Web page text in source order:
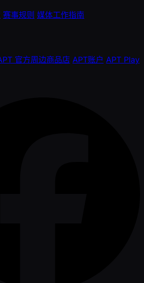
赛事规则 媒体工作指南
官方周边商品店 APT账户 APT Play